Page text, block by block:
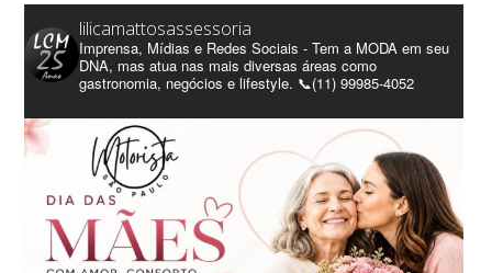
lilicamattosassessoria
Imprensa, Mídias e Redes Sociais - Tem a MODA em seu
DNA, mas atua nas mais diversas áreas como
gastronomia, negócios e lifestyle. 📞(11) 99985-4052